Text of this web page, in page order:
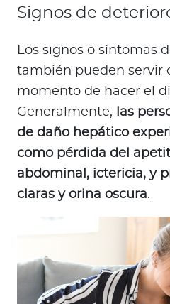
Signos de
Los signos o síntomas
también pueden servir
momento de hacer el
Generalmente,
las
de daño hepático
como pérdida del
abdominal, ictericia, y
claras y orina oscura.